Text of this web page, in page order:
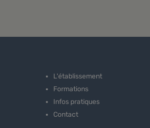
L'établissement
Formations
Infos pratiques
Contact